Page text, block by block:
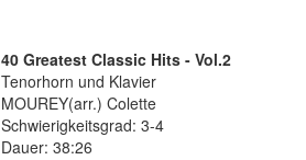
40 Greatest Classic Hits - Vol.2
Tenorhorn und Klavier
MOUREY(arr.) Colette
Schwierigkeitsgrad: 3-4
Dauer: 38:26